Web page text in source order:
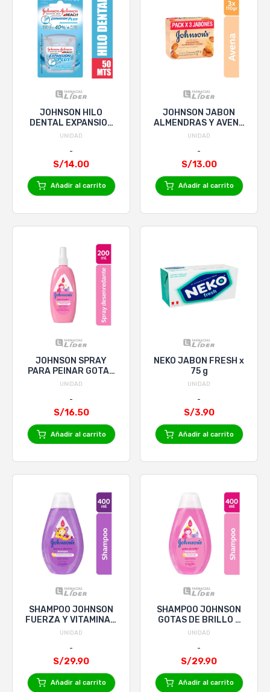
JOHNSON HILO
DENTAL EXPANSION
PLUS FLOSS x 50m
UNIDAD
S/14.00
Añadir al carrito
JOHNSON JABON
ALMENDRAS Y AVENA
x 110g TRIPACK
UNIDAD
S/13.00
Añadir al carrito
JOHNSON SPRAY
PARA PEINAR GOTAS
DE BRILLO x 200mL
UNIDAD
S/16.50
Añadir al carrito
NEKO JABON FRESH x
75 g
UNIDAD
S/3.90
Añadir al carrito
SHAMPOO JOHNSON
FUERZA Y VITAMINA x
400mL
UNIDAD
S/29.90
Añadir al carrito
SHAMPOO JOHNSON
GOTAS DE BRILLO x
400mL
UNIDAD
S/29.90
Añadir al carrito